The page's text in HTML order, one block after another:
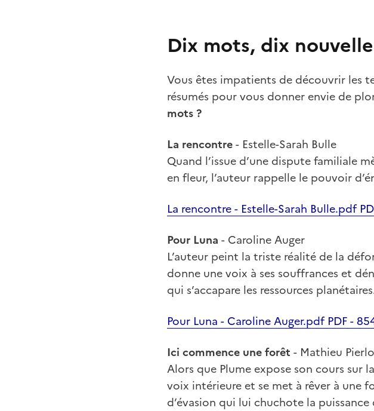
Dix mots, dix
Vous êtes impatients de découvrir les
résumés pour vous donner envie de
mots ?
La rencontre- Estelle-Sarah Bulle
Quand l’issue d’une dispute familiale
en fleur, l’auteur rappelle le pouvoir
La rencontre - Estelle-Sarah Bulle.pdf
Pour Luna - Caroline Auger
L’auteur peint la triste réalité de la
donne une voix à ses souffrances et
qui s’accapare les ressources
Pour Luna - Caroline Auger.pdf PDF -
Ici commence une forêt - Mathieu
Alors que Plume expose son cours sur
voix intérieure et se met à rêver à une
d’évasion qui lui chuchote la puissance